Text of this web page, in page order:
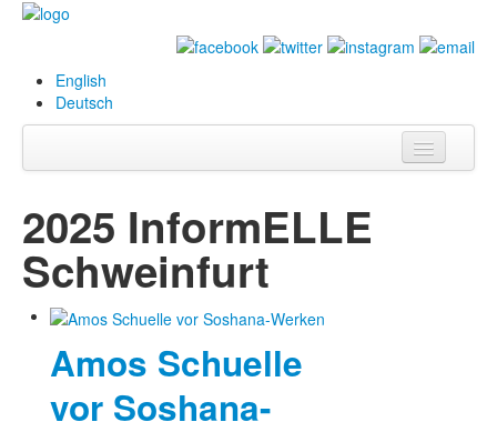
English
Deutsch
Biography
Paintings
Database
Exhibitions &
Projects
2025 InformELLE
Schweinfurt
Amos Schuelle
vor Soshana-